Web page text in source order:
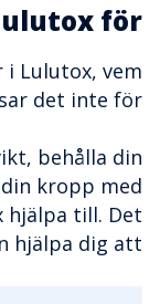
för?
i Lulutox, vem
det inte för?!
behålla din
kropp med
hjälpa till. Det
hjälpa dig att: